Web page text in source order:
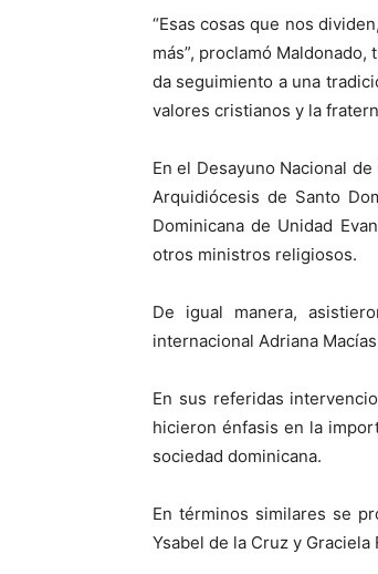
“Esas cosas que nos
más”, proclamó
da seguimiento a una
valores cristianos y la
En el Desayuno Nacional
Arquidiócesis de Santo
Dominicana de Unidad
otros ministros religiosos.
De igual manera,
internacional Adriana
En sus referidas
hicieron énfasis en la
sociedad dominicana.
En términos similares se
Ysabel de la Cruz y